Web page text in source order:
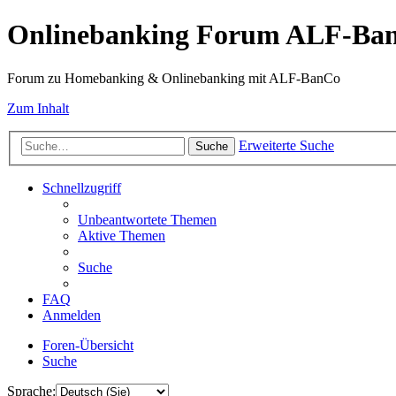
Onlinebanking Forum ALF-
Forum zu Homebanking & Onlinebanking mit ALF-BanCo
Zum Inhalt
Suche Erweiterte Suche
Schnellzugriff
Unbeantwortete Themen
Aktive Themen
Suche
FAQ
Anmelden
Foren-Übersicht
Suche
Sprache: